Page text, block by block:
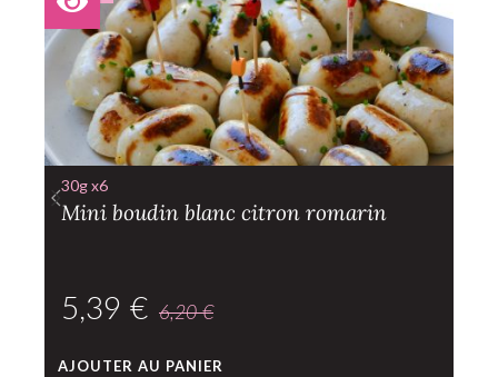
30g x6
Mini boudin blanc citron romarin
5,39 € 6,20€
AJOUTER AU PANIER